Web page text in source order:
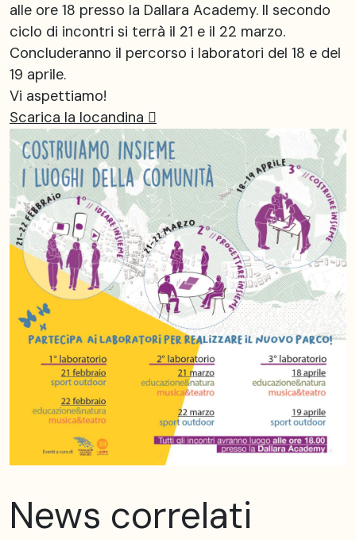
alle ore 18 presso la Dallara Academy. Il secondo
ciclo di incontri si terrà il 21 e il 22 marzo.
Concluderanno il percorso i laboratori del 18 e del
19 aprile.
Vi aspettiamo!
Scarica la locandina ︎︎︎
News correlati